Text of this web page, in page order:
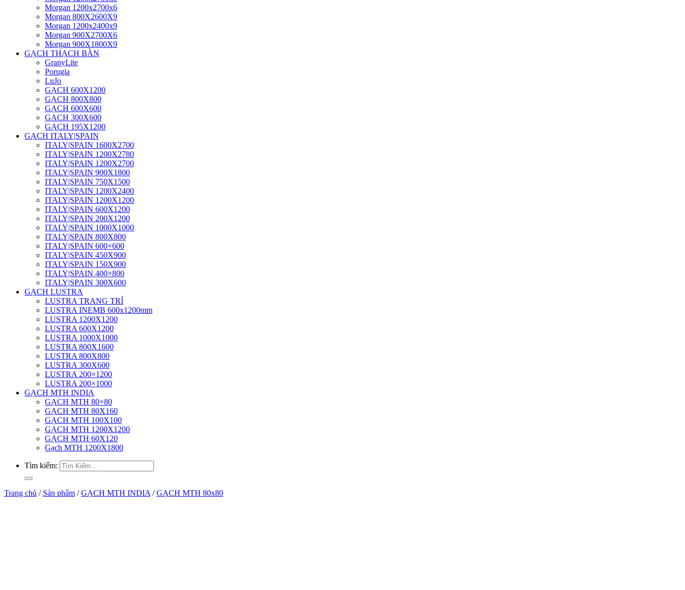
Morgan 1200x2700x6
Morgan 800X2600X9
Morgan 1200x2400x9
Morgan 900X2700X6
Morgan 900X1800X9
GẠCH THẠCH BÀN
GranyLite
Porugia
LuJo
GẠCH 600X1200
GẠCH 800X800
GẠCH 600X600
GACH 300X600
GẠCH 195X1200
GẠCH ITALY|SPAIN
ITALY|SPAIN 1600X2700
ITALY|SPAIN 1200X2780
ITALY|SPAIN 1200X2700
ITALY|SPAIN 900X1800
ITALY|SPAIN 750X1500
ITALY|SPAIN 1200X2400
ITALY|SPAIN 1200X1200
ITALY|SPAIN 600X1200
ITALY|SPAIN 200X1200
ITALY|SPAIN 1000X1000
ITALY|SPAIN 800X800
ITALY|SPAIN 600×600
ITALY|SPAIN 450X900
ITALY|SPAIN 150X900
ITALY|SPAIN 400×800
ITALY|SPAIN 300X600
GẠCH LUSTRA
LUSTRA TRANG TRÍ
LUSTRA INEMB 600x1200mm
LUSTRA 1200X1200
LUSTRA 600X1200
LUSTRA 1000X1000
LUSTRA 800X1600
LUSTRA 800X800
LUSTRA 300X600
LUSTRA 200×1200
LUSTRA 200×1000
GẠCH MTH INDIA
GẠCH MTH 80×80
GẠCH MTH 80X160
GẠCH MTH 100X100
GẠCH MTH 1200X1200
GẠCH MTH 60X120
Gạch MTH 1200X1800
Tìm kiếm:
Trang chủ / Sản phẩm / GẠCH MTH INDIA / GẠCH MTH 80x80